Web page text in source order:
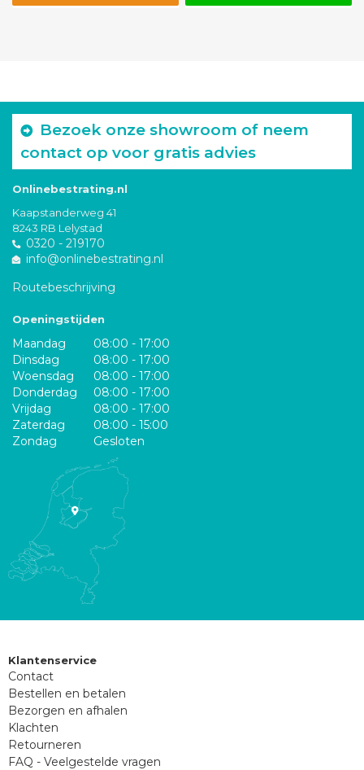
Bezoek onze showroom of neem
contact op voor gratis advies
Onlinebestrating.nl
Kaapstanderweg 41
8243 RB Lelystad
0320 - 219170
info@onlinebestrating.nl
Routebeschrijving
Openingstijden
Maandag
08:00 - 17:00
Dinsdag
08:00 - 17:00
Woensdag
08:00 - 17:00
Donderdag
08:00 - 17:00
Vrijdag
08:00 - 17:00
Zaterdag
08:00 - 15:00
Zondag
Gesloten
Klantenservice
Contact
Bestellen en betalen
Bezorgen en afhalen
Klachten
Retourneren
FAQ - Veelgestelde vragen